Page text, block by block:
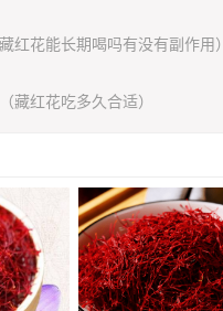
红花能长期喝吗有没有副作用）
藏红花吃多久合适）